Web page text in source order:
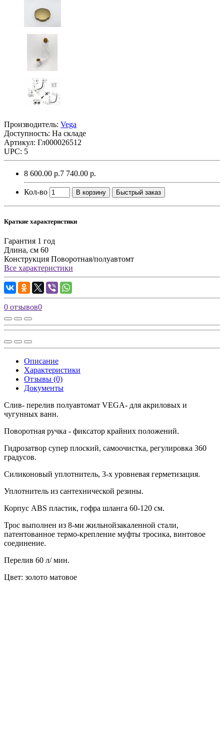
Производитель: Vega
Доступность: На складе
Артикул: Гл000026512
UPC: 5
8 600.00 р.7 740.00 р.
Кол-во В корзину Быстрый заказ
Краткие характеристики
Гарантия 1 год
Длина, см 60
Конструкция Поворотная/полуавтомт
Все характеристики
0 отзывов0
Описание
Характеристики
Отзывы (0)
Документы
Слив- перелив полуавтомат VEGA- для акриловых и
чугунных ванн.
Поворотная ручка - фиксатор крайних положений.
Гидрозатвор супер плоский, самоочистка, регулировка 360
градусов.
Силиконовый уплотнитель, 3-х уровневая герметизация.
Уплотнитель из сантехнической резины.
Корпус ABS пластик, гофра шланга 60-120 см.
Трос выполнен из 8-ми жильнойзакаленной стали,
патентованное термо-крепление муфты тросика, винтовое
соединение.
Перелив 60 л/ мин.
Цвет: золото матовое